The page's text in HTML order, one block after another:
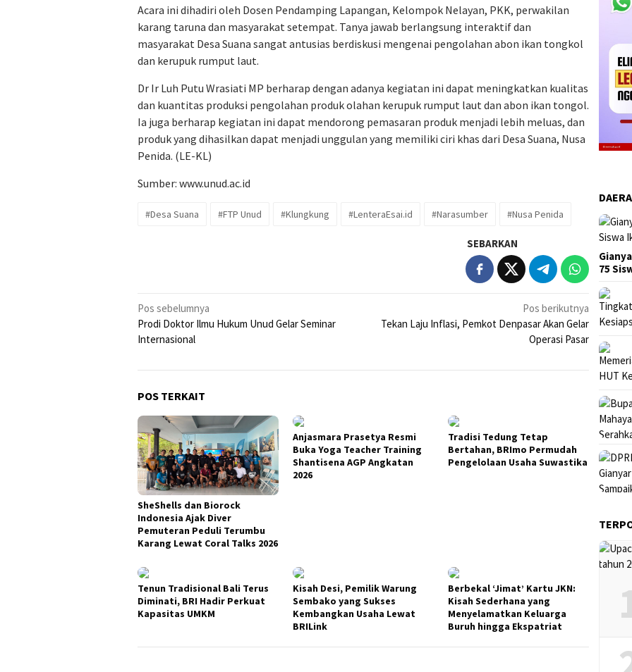
Acara ini dihadiri oleh Dosen Pendamping Lapangan, Kelompok Nelayan, PKK, perwakilan
karang taruna dan masyarakat setempat. Tanya jawab berlangsung interaktif dan
masyarakat Desa Suana sangat antusias berdiskusi mengenai pengolahan abon ikan tongkol
dan kerupuk rumput laut.
Dr Ir Luh Putu Wrasiati MP berharap dengan adanya kegiatan ini dapat meningkatkan kualitas
dan kuantitas produksi pengolahan produk olahan kerupuk rumput laut dan abon ikan tongol.
Ia juga berharap kegiatan ini dapat mendorong pemasaran produk menjadi lebih meluas, dan
produk yang dihasilkan dapat menjadi unggulan yang memiliki ciri khas dari Desa Suana, Nusa
Penida. (LE-KL)
Sumber: www.unud.ac.id
#Desa Suana #FTP Unud #Klungkung #LenteraEsai.id #Narasumber #Nusa Penida
SEBARKAN
Navigasi
pos
Pos sebelumnya
Prodi Doktor Ilmu Hukum Unud Gelar Seminar
Internasional
Pos berikutnya
Tekan Laju Inflasi, Pemkot Denpasar Akan Gelar
Operasi Pasar
POS TERKAIT
SheShells dan Biorock
Indonesia Ajak Diver
Pemuteran Peduli Terumbu
Karang Lewat Coral Talks 2026
Anjasmara Prasetya Resmi
Buka Yoga Teacher Training
Shantisena AGP Angkatan
2026
Tradisi Tedung Tetap
Bertahan, BRImo Permudah
Pengelolaan Usaha Suwastika
Tenun Tradisional Bali Terus
Diminati, BRI Hadir Perkuat
Kapasitas UMKM
Kisah Desi, Pemilik Warung
Sembako yang Sukses
Kembangkan Usaha Lewat
BRILink
Berbekal ‘Jimat’ Kartu JKN:
Kisah Sederhana yang
Menyelamatkan Keluarga
Buruh hingga Ekspatriat
75